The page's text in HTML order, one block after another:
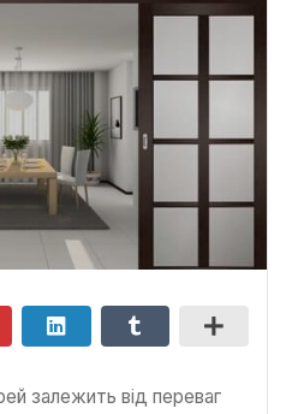
залежить від переваг